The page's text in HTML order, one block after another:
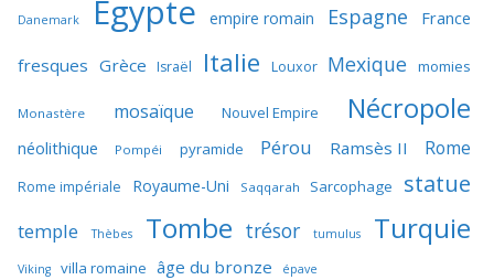
Danemark Egypte empire romain Espagne France
fresques Grèce Israël Italie Louxor Mexique momies
Monastère mosaïque Nouvel Empire Nécropole
néolithique Pompéi pyramide Pérou Ramsès II Rome
Rome impériale Royaume-Uni Saqqarah Sarcophage statue
temple Thèbes Tombe trésor tumulus Turquie
Viking villa romaine âge du bronze épave